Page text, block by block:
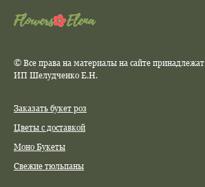
© Все права на материалы на сайте принадлежат
ИП Шелудченко Е.Н.
Заказать букет роз
Цветы с доставкой
Моно Букеты
Свежие тюльпаны